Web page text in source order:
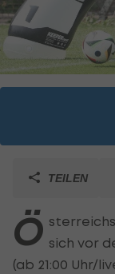
TEILEN
Ö sich vor
(ab 21:00 Uhr/